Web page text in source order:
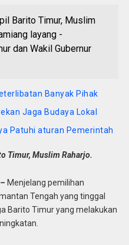
Barito Timur, Muslim
layang -
dan Wakil Gubernur
Banyak Pihak
Jaga Budaya Lokal
Patuhi aturan Pemerintah
Timur, Muslim Raharjo.
Menjelang pemilihan
Tengah yang tinggal
Barito Timur yang melakukan